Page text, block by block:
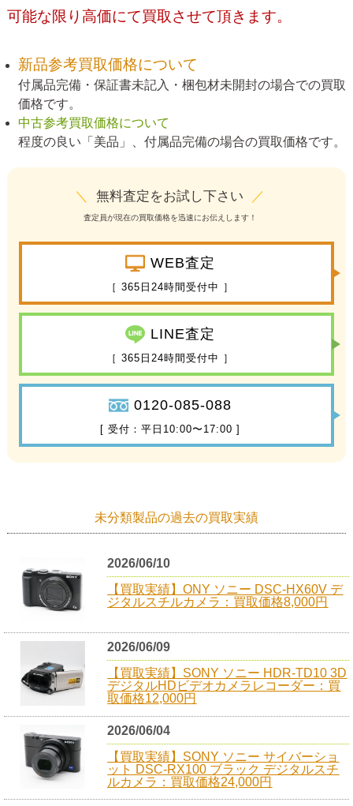
可能な限り高価にて買取させて頂きます。
新品参考買取価格について
付属品完備・保証書未記入・梱包材未開封の場合での買取
価格です。
中古参考買取価格について
程度の良い「美品」、付属品完備の場合の買取価格です。
＼ 無料査定をお試し下さい ／
査定員が現在の買取価格を迅速にお伝えします！
WEB査定
［ 365日24時間受付中 ］
LINE査定
［ 365日24時間受付中 ］
0120-085-088
[ 受付：平日10:00〜17:00 ]
未分類製品の過去の買取実績
2026/06/10
【買取実績】ONY ソニー DSC-HX60V デ
ジタルスチルカメラ：買取価格8,000円
2026/06/09
【買取実績】SONY ソニー HDR-TD10 3D
デジタルHDビデオカメラレコーダー：買
取価格12,000円
2026/06/04
【買取実績】SONY ソニー サイバーショ
ット DSC-RX100 ブラック デジタルスチ
ルカメラ：買取価格24,000円